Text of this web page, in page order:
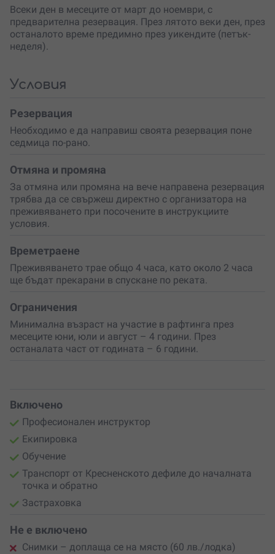
открито – туризъм, катерене, плуване, спускане с въже
и други. Маршрутът преминава по тесен каньон или
речно корито. Препятствията се преодоляват чрез
ходене, плъзгане, дърпане, скачане и други.
преживяване ще се движиш изцяло над реката, а пред
теб ще се разкриват невероятни гледки, които не
Преди приключенията
всички необходими знания и ще ти покаже как да се
движиш с увереност по водата. Ще преминеш кратък
как да гребеш, да изпълняваш команди, да плуваш с
жилетката и какви са рисковете във водата.
След вълнуващите ти приключения ще имаш
възможност да се отпуснеш и да хапнеш вкусно в
един от ресторантите на Кресненското дефиле – с
допълнително заплащане на място.
За теб не остава друго, освен да грабнеш ваучера и да
се отправите с цялата компания нанезабравимото
Всеки ден в месеците от март до ноември, с
предварителна резервация. През лятото веки ден, през
останалото време предимно през уикендите (петък-
неделя).
Условия
Резервация
Необходимо е да направиш своята резервация поне
седмица по-рано.
Отмяна и промяна
За отмяна или промяна на вече направена резервация
трябва да се свържеш директно с организатора на
преживяването при посочените в инструкциите
условия.
Времетраене
Преживяването трае общо 4 часа, като около 2 часа
ще бъдат прекарани в спускане по реката.
Ограничения
Минимална възраст на участие в рафтинга през
месеците юни, юли и август – 4 години. През
останалата част от годината – 6 години.
Включено
Професионален инструктор
Екипировка
Обучение
Транспорт от Кресненското дефиле до началната
точка и обратно
Застраховка
Не е включено
Снимки – доплаща се на място (60 лв./лодка)